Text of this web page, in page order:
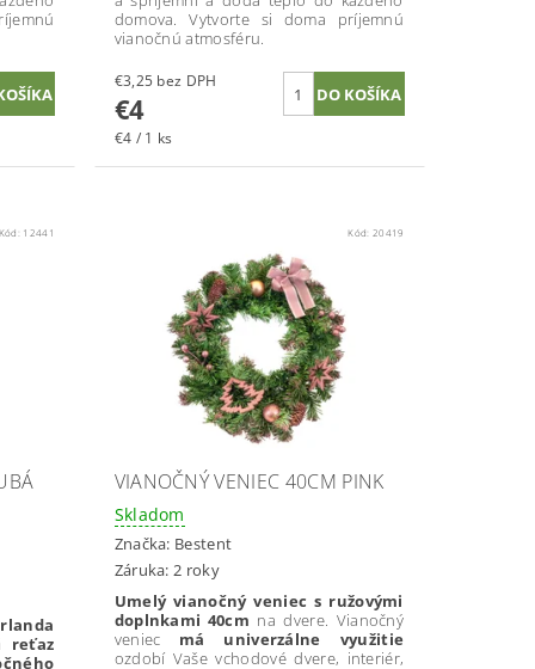
domova. Vytvorte si doma príjemnú
vianočnú atmosféru.
€3,25 bez DPH
€4
€4 / 1 ks
Kód: 12441
reťaz
Kód:20419
VIANOČNÝ VENIEC 40CM PINK
Skladom
Značka: Bestent
Záruka: 2 roky
Umelý vianočný veniec s ružovými
doplnkami 40cm na dvere. Vianočný
veniec má univerzálne využitie
ozdobí Vaše vchodové dvere, interiér,